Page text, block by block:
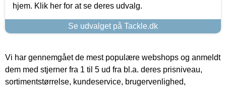
hjem. Klik her for at se deres udvalg.
Se udvalget på Tackle.dk
Vi har gennemgået de mest populære webshops og anmeldt
dem med stjerner fra 1 til 5 ud fra bl.a. deres prisniveau,
sortimentstørrelse, kundeservice, brugervenlighed,